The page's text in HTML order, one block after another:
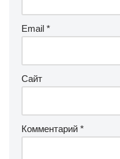
Email *
Сайт
Комментарий *